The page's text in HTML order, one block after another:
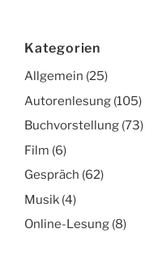
Kategorien
Allgemein (25)
Autorenlesung (105)
Buchvorstellung (73)
Film (6)
Gespräch (62)
Musik (4)
Online-Lesung (8)